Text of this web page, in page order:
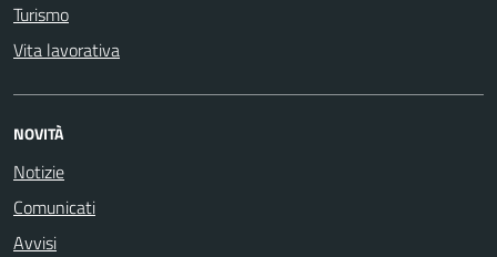
Turismo
Vita lavorativa
NOVITÀ
Notizie
Comunicati
Avvisi